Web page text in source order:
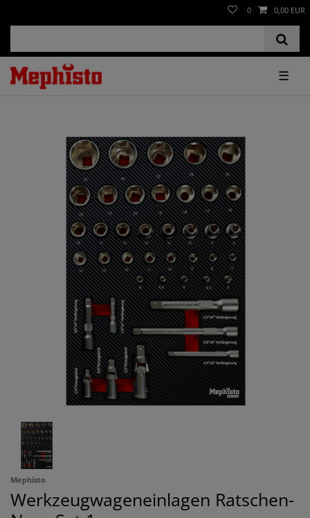
0 0,00 EUR
☰
Mephisto
Werkzeugwageneinlagen Ratschen-